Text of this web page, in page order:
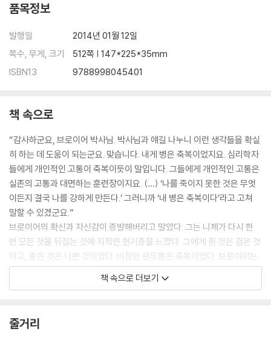
품목정보
발행일
2014년 01월 12일
쪽수, 무게, 크기
512쪽 | 147*225*35mm
ISBN13
9788998045401
책 속으로
“감사하군요, 브로이어 박사님. 박사님과 얘길 나누니 이런 생각들을 확실
히 하는 데 도움이 되는군요. 맞습니다. 내게 병은 축복이었지요. 심리학자
들에게 개인적인 고통이 축복이듯이 말입니다. 그들에게 개인적인 고통은
실존의 고통과 대면하는 훈련장이지요. (…) ‘나를 죽이지 못한 것은 무엇
이든지 결국 나를 강하게 만든다.’ 그러니까 ‘내 병은 축복이다’라고 고쳐
말할 수 있겠군요.”
브로이어의 확신과 자신감이 증발해버리고 말았다. 그는 니체가 다시 한
번 모든 것을 뒤집는 것에 지적인 현기증을 느꼈다. 그에게 흰 것은 검은 것
이고, 좋은 것은 나쁜 것이었다. 비참한 편두통은 축복이었다. 브로이어는
상담이 손가락 사이로 빠져나가는 것을 느꼈다. 그는 다시 통제력을 회복
하려고 애썼다.---pp.157~158
습니까?”
책 속으로 더보기
줄거리